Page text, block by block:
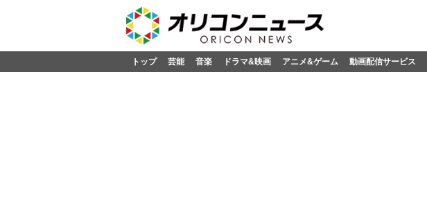
トップ 芸能 音楽 ドラマ&映画 アニメ&ゲーム 動画配信サービス